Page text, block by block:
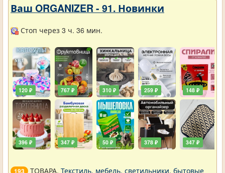
Ваш ORGANIZER - 91. Новинки
Стоп через 3 ч. 36 мин.
120 ₽
396 ₽
767 ₽
347 ₽
310 ₽
50 ₽
259 ₽
378 ₽
148 ₽
347 ₽
193 ТОВАРА. Текстиль, мебель, светильники, бытовые